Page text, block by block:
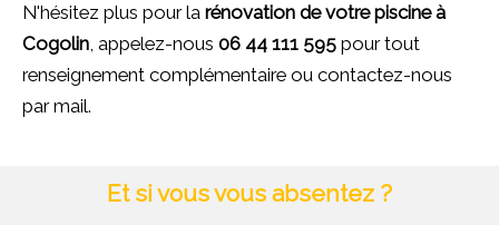
N'hésitez plus pour la rénovation de votre piscine à
Cogolin, appelez-nous 06 44 111 595 pour tout
renseignement complémentaire ou contactez-nous
par mail.
Et si vous vous absentez ?